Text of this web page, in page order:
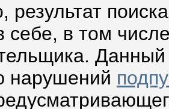
результат
себе, в том
нарушений